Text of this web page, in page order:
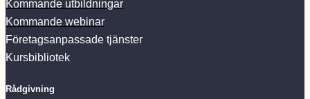
Kommande utbildningar
Kommande webinar
Företagsanpassade tjänster
Kursbibliotek
Rådgivning